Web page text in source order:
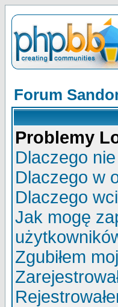
Forum
Problemy
Dlaczego
Dlaczego w
Dlaczego
Jak mogę
Zgubiłem